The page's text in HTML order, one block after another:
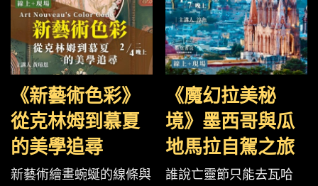
《新藝術色彩》
從克林姆到慕夏
的美學追尋
新藝術繪畫蜿蜒的線條與
《魔幻拉美秘
境》墨西哥與瓜
地馬拉自駕之旅
誰說亡靈節只能去瓦哈